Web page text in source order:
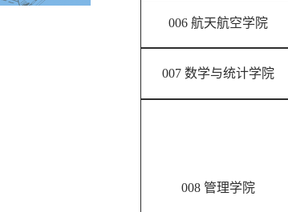
006 航天航空学院
007 数学与统计学院
008 管理学院